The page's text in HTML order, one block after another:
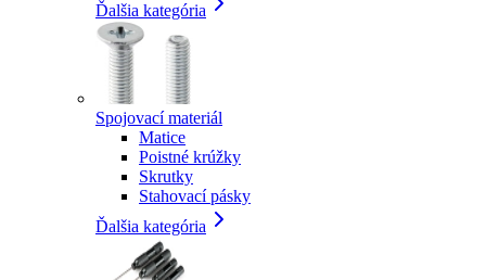
Ďalšia kategória
Spojovací materiál
Matice
Poistné krúžky
Skrutky
Stahovací pásky
Ďalšia kategória